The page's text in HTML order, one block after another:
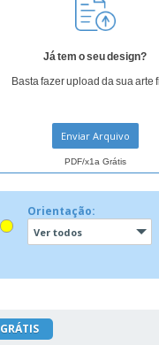
Já tem o seu design?
Basta fazer upload da sua arte
Enviar Arquivo
PDF/x1a Grátis
Orientação:
Ver todos
GRÁTIS